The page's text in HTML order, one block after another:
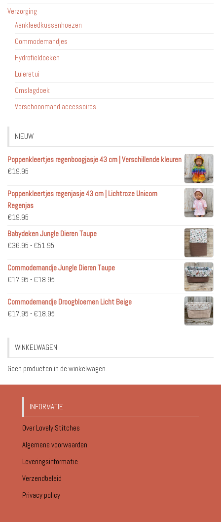
Verzorging
Aankleedkussenhoezen
Commodemandjes
Hydrofieldoeken
Luieretui
Omslagdoek
Verschoonmand accessoires
NIEUW
Poppenkleertjes regenboogjasje 43 cm | Verschillende kleuren
€19.95
Poppenkleertjes regenjasje 43 cm | Lichtroze Unicorn
Regenjas
€19.95
Babydeken Jungle Dieren Taupe
€36.95 - €51.95
tot
€51.95
Commodemandje Jungle Dieren Taupe
€17.95 - €18.95
tot
Commodemandje Droogbloemen Licht Beige
€17.95 - €18.95
€18.95
WINKELWAGEN
Geen producten in de winkelwagen.
INFORMATIE
Over Lovely Stitches
Algemene voorwaarden
Leveringsinformatie
Verzendbeleid
Privacy policy